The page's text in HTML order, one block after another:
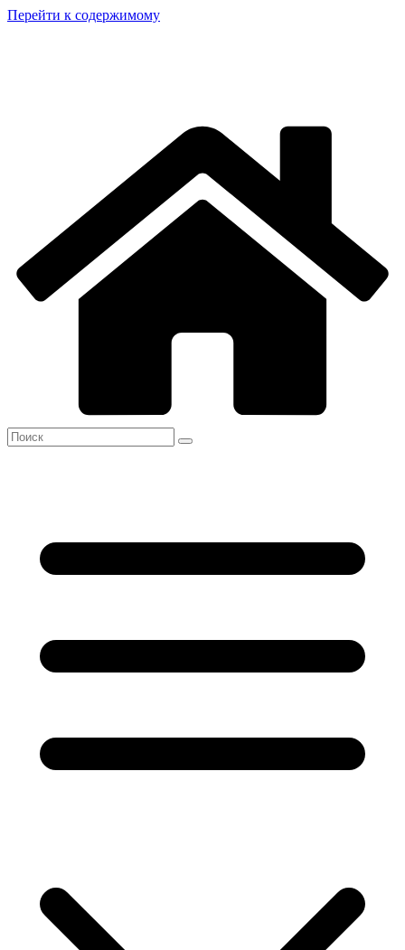
Перейти к содержимому